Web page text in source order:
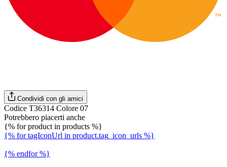
Condividi con gli amici
Codice T36314 Colore 07
Potrebbero piacerti anche
{% for product in products %}
{% for tagIconUrl in product.tag_icon_urls %}
{% endfor %}